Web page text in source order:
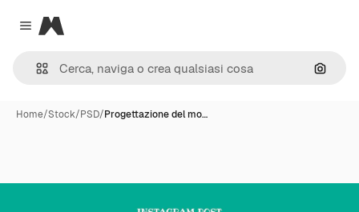
Close menu
Magnific
Cerca
Home/Stock/PSD/Progettazione del mo…